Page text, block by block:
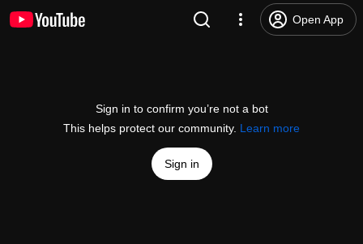
Open App
Sign in to confirm you’re not a bot
This helps protect our community. Learn more
Sign in